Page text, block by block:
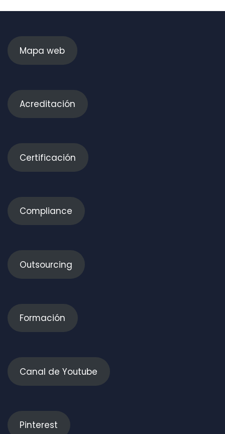
Mapa web
Acreditación
Certificación
Compliance
Outsourcing
Formación
Canal de Youtube
Pinterest